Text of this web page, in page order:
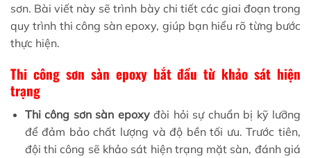
sơn. Bài viết này sẽ trình bày chi tiết các giai đoạn trong
quy trình thi công sàn epoxy, giúp bạn hiểu rõ từng bước
thực hiện.
Thi công sơn sàn epoxy bắt đầu từ khảo sát hiện
trạng
Thi công sơn sàn epoxyđòi hỏi sự chuẩn bị kỹ lưỡng
để đảm bảo chất lượng và độ bền tối ưu. Trước tiên,
đội thi công sẽ khảo sát hiện trạng mặt sàn, đánh giá